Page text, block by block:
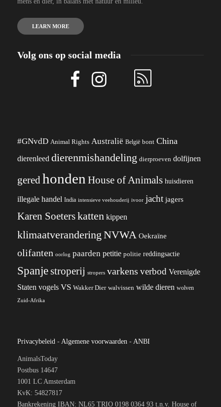
LEARN MORE
Volg ons op social media
#GNvdD Animal Rights Australië België bont China
dierenleed dierenmishandeling dierproeven dolfijnen
gered honden House of Animals huisdieren
illegale handel India intensieve veehouderij ivoor jacht jagers
Karen Soeterskatten kippen
klimaatverandering NVWA Oekraïne
olifanten oorlog paarden petitie politie reddingsactie
Spanjestroperij stropers varkens verbod Verenigde
Staten vogels VS Wakker Dier walvissen wilde dieren wolven
Zuid-Afrika
Privacybeleid - Algemene voorwaarden - ANBI
AnimalsToday
Postbus 14647
1001 LC Amsterdam
KvK: 54827817
Bankrekening IBAN: NL65 TRIO 0198 0364 93 t.n.v. House of